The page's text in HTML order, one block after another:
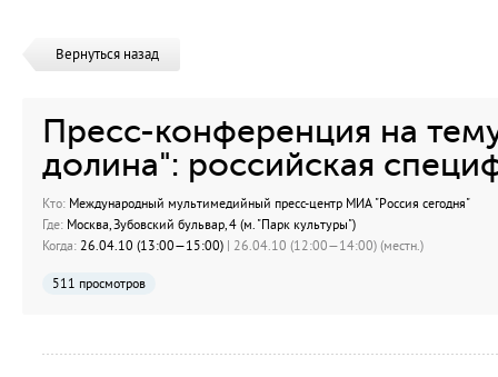
Вернуться назад
Пресс-конференция на
долина": российская
Кто: Международный мультимедийный пресс-центр МИА "Россия сегодня"
Где: Москва, Зубовский бульвар, 4 (м. "Парк культуры")
Когда: 26.04.10 (13:00—15:00) | 26.04.10 (12:00—14:00) (местн.)
511 просмотров